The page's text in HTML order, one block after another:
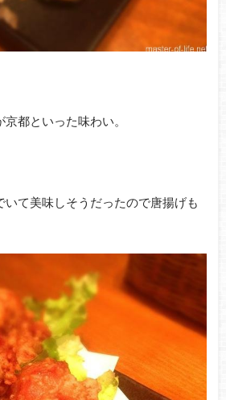
都といった味わい。
いて美味しそうだったので唐揚げも